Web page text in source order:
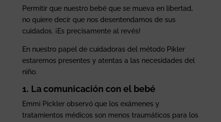
Permitir que nuestro bebé que se mueva en libertad,
no quiere decir que nos desentendamos de sus
cuidados. ¡Es precisamente al revés!
En nuestro papel de cuidadoras del método Pikler
estaremos presentes y atentas a las necesidades del
niño.
1. La comunicación con el bebé
Emmi Pickler observó que los exámenes y
tratamientos médicos son menos traumáticos para los